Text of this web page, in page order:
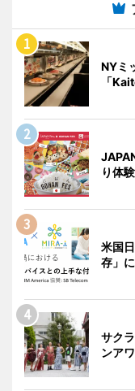
NYミ
「
り体
米国
存」
サク
ンア